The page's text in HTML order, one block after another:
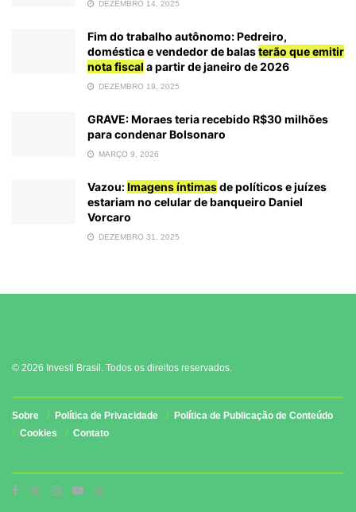
DEZEMBRO 14, 2025
Fim do trabalho autônomo: Pedreiro,
doméstica e vendedor de balasterão que emitir
nota fiscal a partir de janeiro de 2026
DEZEMBRO 19, 2025
GRAVE: Moraes teria recebido R$30 milhões
para condenar Bolsonaro
MARÇO 9, 2026
Vazou:Imagens íntimasde políticos e juízes
estariam no celular de banqueiro Daniel
Vorcaro
DEZEMBRO 31, 2025
© 2026 Investi Brasil. Todos os direitos reservados.
Sobre Política de Privacidade
Política de Publicação de Conteúdo
Cookies
Contato